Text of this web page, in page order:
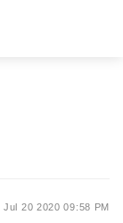
Jul 20 2020 09:58 PM